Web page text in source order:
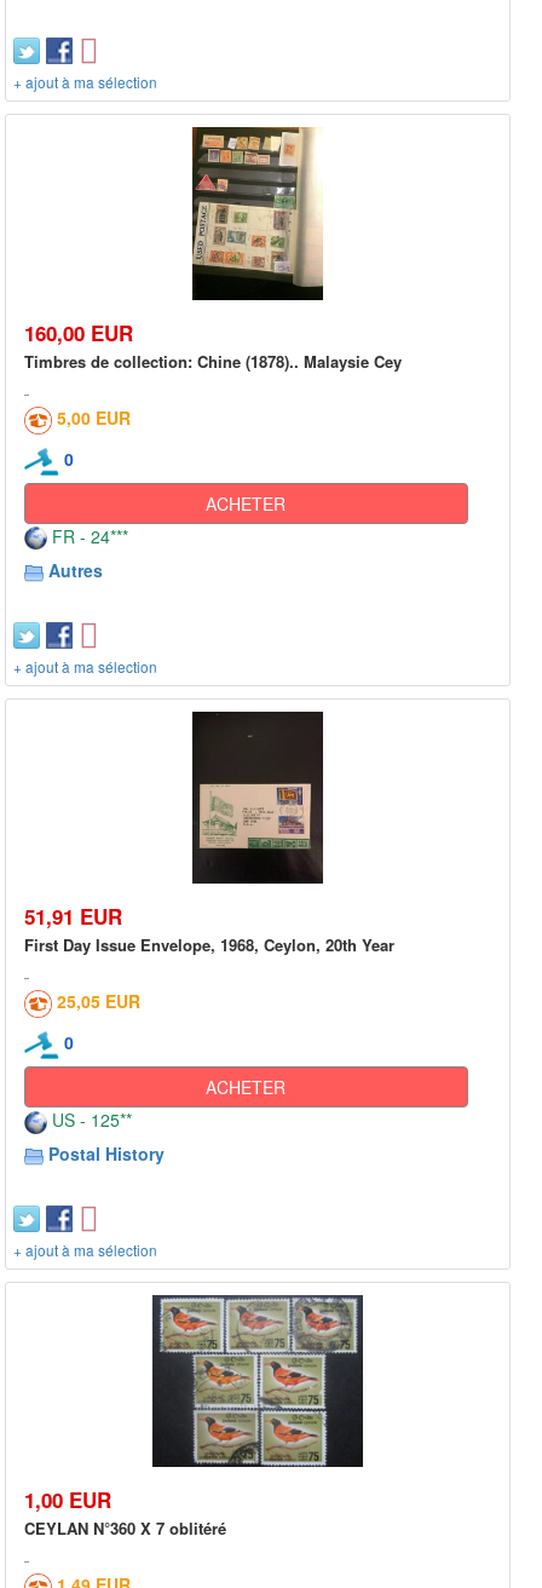
+ ajout à ma sélection
160,00 EUR
Timbres de collection: Chine (1878).. Malaysie Cey
5,00 EUR
0
ACHETER
FR - 24***
Autres
+ ajout à ma sélection
51,91 EUR
First Day Issue Envelope, 1968, Ceylon, 20th Year
25,05 EUR
0
ACHETER
US - 125**
Postal History
+ ajout à ma sélection
1,00 EUR
CEYLAN N°360 X 7 oblitéré